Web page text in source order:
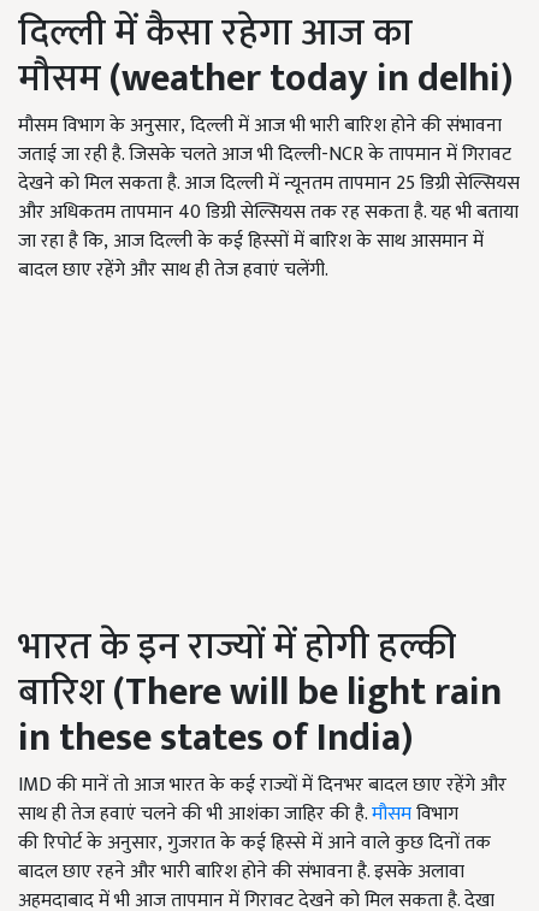
दिल्ली में कैसा रहेगा आज का
मौसम(weather today in delhi)
मौसम विभाग के अनुसार, दिल्ली में आज भी भारी बारिश होने की संभावना
जताई जा रही है. जिसके चलते आज भी दिल्ली-NCR के तापमान में गिरावट
देखने को मिल सकता है. आज दिल्ली में न्यूनतम तापमान 25 डिग्री सेल्सियस
और अधिकतम तापमान 40 डिग्री सेल्सियस तक रह सकता है. यह भी बताया
जा रहा है कि, आज दिल्ली के कई हिस्सों में बारिश के साथ आसमान में
बादल छाए रहेंगे और साथ ही तेज हवाएं चलेंगी.
भारत के इन राज्यों में होगी हल्की
बारिश(There will be light rain
in these states of India)
IMD की मानें तो आज भारत के कई राज्यों में दिनभर बादल छाए रहेंगे और
साथ ही तेज हवाएं चलने की भी आशंका जाहिर की है.मौसमविभाग
की रिपोर्ट के अनुसार, गुजरात के कई हिस्से में आने वाले कुछ दिनों तक
बादल छाए रहने और भारी बारिश होने की संभावना है. इसके अलावा
अहमदाबाद में भी आज तापमान में गिरावट देखने को मिल सकता है. देखा